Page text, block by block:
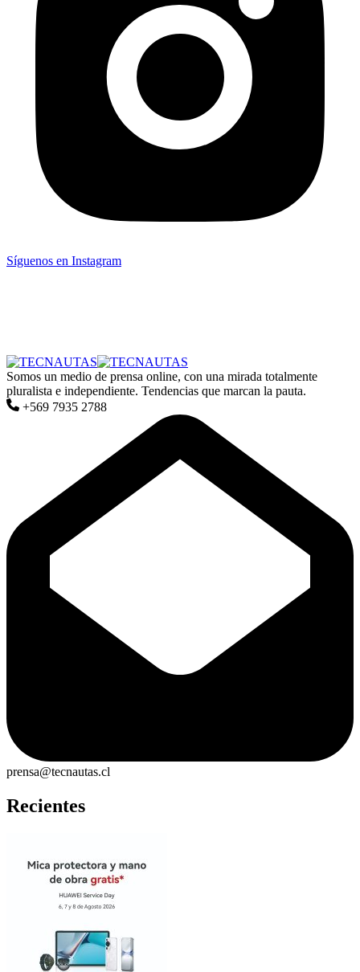
Síguenos en Instagram
Somos un medio de prensa online, con una mirada totalmente
pluralista e independiente. Tendencias que marcan la pauta.
+569 7935 2788
prensa@tecnautas.cl
Recientes